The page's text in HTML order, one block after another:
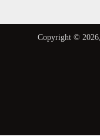
Copyright © 2026,